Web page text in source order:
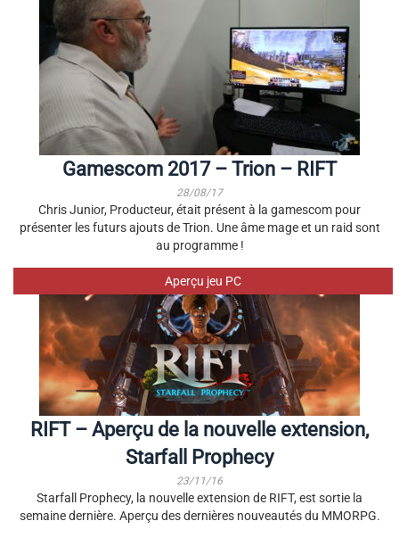
Gamescom 2017 – Trion – RIFT
28/08/17
Chris Junior, Producteur, était présent à la gamescom pour
présenter les futurs ajouts de Trion. Une âme mage et un raid sont
au programme !
Aperçu jeu PC
RIFT – Aperçu de la nouvelle extension,
Starfall Prophecy
23/11/16
Starfall Prophecy, la nouvelle extension de RIFT, est sortie la
semaine dernière. Aperçu des dernières nouveautés du MMORPG.